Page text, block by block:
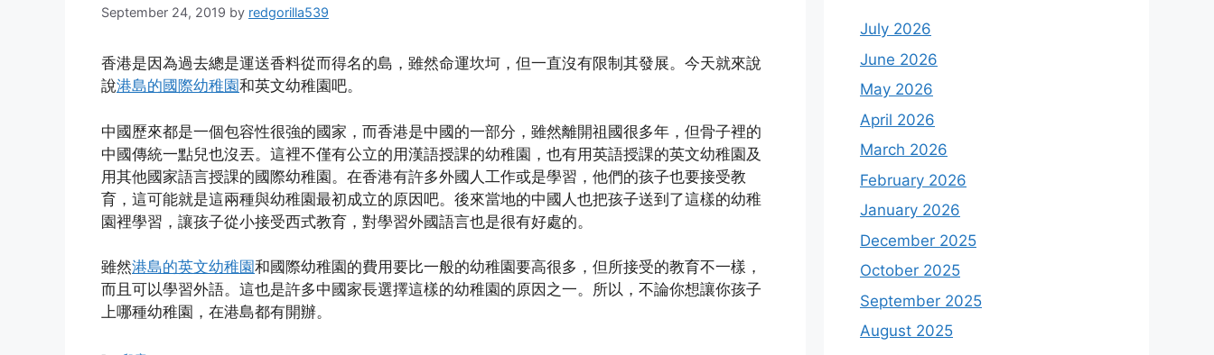
September 24, 2019 by redgorilla539
香港是因為過去總是運送香料從而得名的島，雖然命運坎坷，但一直沒有限制其發展。今天就來說
說港島的國際幼稚園和英文幼稚園吧。
中國歷來都是一個包容性很強的國家，而香港是中國的一部分，雖然離開祖國很多年，但骨子裡的
中國傳統一點兒也沒丟。這裡不僅有公立的用漢語授課的幼稚園，也有用英語授課的英文幼稚園及
用其他國家語言授課的國際幼稚園。在香港有許多外國人工作或是學習，他們的孩子也要接受教
育，這可能就是這兩種與幼稚園最初成立的原因吧。後來當地的中國人也把孩子送到了這樣的幼稚
園裡學習，讓孩子從小接受西式教育，對學習外國語言也是很有好處的。
雖然港島的英文幼稚園和國際幼稚園的費用要比一般的幼稚園要高很多，但所接受的教育不一樣，
而且可以學習外語。這也是許多中國家長選擇這樣的幼稚園的原因之一。所以，不論你想讓你孩子
上哪種幼稚園，在港島都有開辦。
July 2026
June 2026
May 2026
April 2026
March 2026
February 2026
January 2026
December 2025
October 2025
September 2025
August 2025